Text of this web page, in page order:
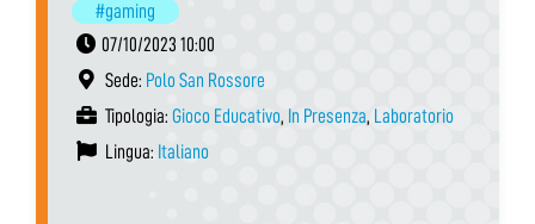
#gaming
07/10/2023 10:00
Sede: Polo San Rossore
Tipologia: Gioco Educativo, In Presenza, Laboratorio
Lingua: Italiano